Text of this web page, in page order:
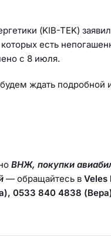
(KIB-TEK)
есть
с 8 июля.
ждать подробной
ВНЖ, покупки
— обращайтесь в Veles
0533 840 4838